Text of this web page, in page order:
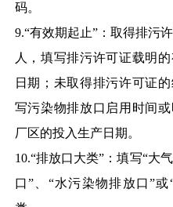
码。
9.“有效期起止”：取得排污
人，填写排污许可证载明
日期；未取得排污许可证
写污染物排放口启用时间
厂区的投入生产日期。
10.“排放口大类”：填写“大
口”、“水污染物排放口”或